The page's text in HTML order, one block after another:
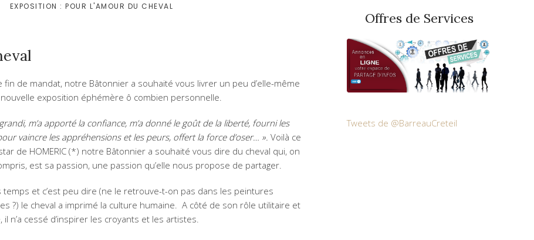
EXPOSITION : POUR L'AMOUR DU CHEVAL
fin de mandat, notre Bâtonnier a souhaité vous livrer un peu d’elle-même
exposition éphémère ô combien personnelle.
grandi, m’a apporté la confiance, m’a donné le goût de la liberté, fourni les
vaincre les appréhensions et les peurs, offert la force d’oser… ». Voilà ce
de HOMERIC (*) notre Bâtonnier a souhaité vous dire du cheval qui, on
est sa passion, une passion qu’elle nous propose de partager.
temps et c’est peu dire (ne le retrouve-t-on pas dans les peintures
?) le cheval a imprimé la culture humaine. A côté de son rôle utilitaire et
il n’a cessé d’inspirer les croyants et les artistes.
Offres de Services
Tweets de @BarreauCreteil